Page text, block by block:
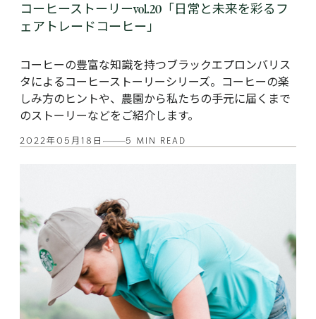
コーヒーストーリーvol.20「日常と未来を彩るフ
ェアトレードコーヒー」
コーヒーの豊富な知識を持つブラックエプロンバリス
タによるコーヒーストーリーシリーズ。コーヒーの楽
しみ方のヒントや、農園から私たちの手元に届くまで
のストーリーなどをご紹介します。
2022年05月18日 5 MIN READ